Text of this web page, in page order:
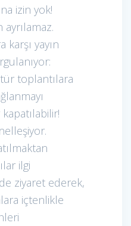
izin yok!
karşı yayın
toplantılara
ilgi
ziyaret ederek,
içtenlikle